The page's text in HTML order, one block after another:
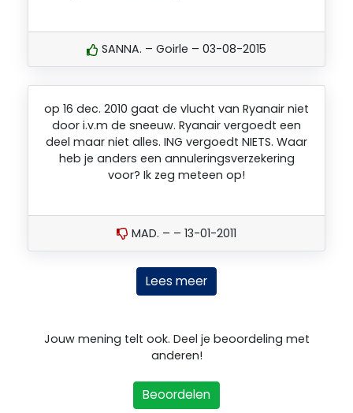
SANNA. – Goirle – 03-08-2015
op 16 dec. 2010 gaat de vlucht van Ryanair niet
door i.v.m de sneeuw. Ryanair vergoedt een
deel maar niet alles. ING vergoedt NIETS. Waar
heb je anders een annuleringsverzekering
voor? Ik zeg meteen op!
MAD. – – 13-01-2011
Lees meer
Jouw mening telt ook. Deel je beoordeling met
anderen!
Beoordelen